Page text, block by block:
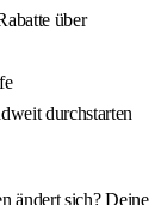
über
durchstarten
ändert sich? Deine